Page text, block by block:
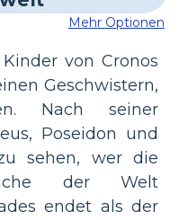
Mehr Optionen
von Cronos
Geschwistern,
Nach seiner
Poseidon und
sehen, wer die
der Welt
endet als der